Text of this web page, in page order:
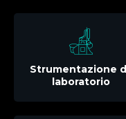
Strumentazione
laboratorio